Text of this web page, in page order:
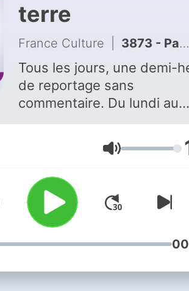
terre
France Culture 3873 - Partir un jour 5 : Un policier dans la nature
Tous les jours, une demi-
de reportage sans
commentaire. Du lundi au
vendredi, de 13h30 à 14h Vous
aimez ce podcast ? Pour
écouter tous les épisodes
sans limite, rendez-vous sur
Radio France
Volume